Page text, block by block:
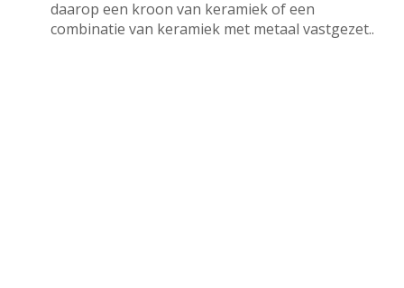
daarop een kroon van keramiek of een
combinatie van keramiek met metaal vastgezet..